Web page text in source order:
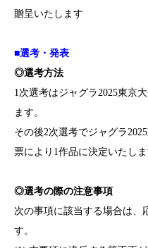
贈呈いたします
■選考・発表
◎選考方法
1次選考はジャグラ2025東京
ます。
その後2次選考でジャグラ
票により1作品に決定いたしま
◎選考の際の注意事項
次の事項に該当する場合は、
す。